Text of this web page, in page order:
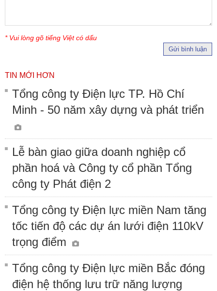
* Vui lòng gõ tiếng Việt có dấu
Gửi bình luận
TIN MỚI HƠN
Tổng công ty Điện lực TP. Hồ Chí
Minh - 50 năm xây dựng và phát triển
Lễ bàn giao giữa doanh nghiệp cổ
phần hoá và Công ty cổ phần Tổng
công ty Phát điện 2
Tổng công ty Điện lực miền Nam tăng
tốc tiến độ các dự án lưới điện 110kV
trọng điểm
Tổng công ty Điện lực miền Bắc đóng
điện hệ thống lưu trữ năng lượng